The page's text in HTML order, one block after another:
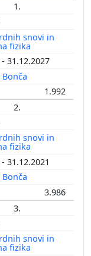
1.
snovi in
fizika
31.12.2027
Bonča
1.992
2.
snovi in
fizika
31.12.2021
Bonča
3.986
3.
snovi in
fizika